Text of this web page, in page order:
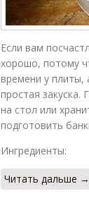
Если вам
хорошо, потому
времени у плиты,
простая
на стол или
подготовить
Ингредиенты:
Читать дальше →